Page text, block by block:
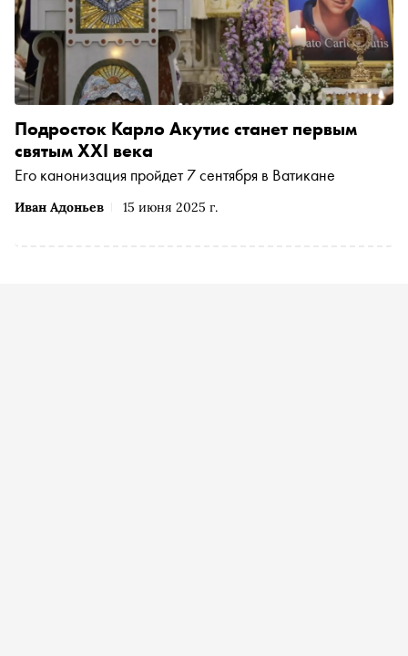
Иван Адоньев 15 июня 2025 г.
Подросток Карло Акутис станет первым
святым XXI века
Его канонизация пройдет 7 сентября в Ватикане